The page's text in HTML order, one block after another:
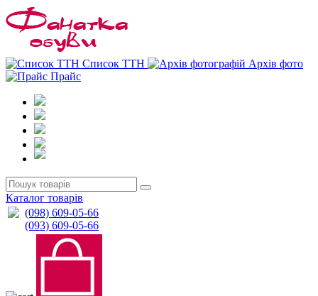
Список ТТН
Архів фото
Прайс
Каталог товарів
(098) 609-05-66
(093) 609-05-66